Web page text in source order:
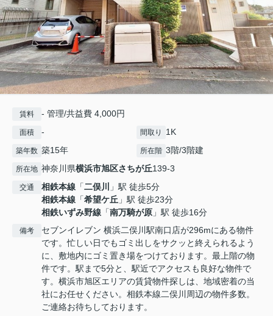
賃料 - 管理/共益費 4,000円
面積 - 間取り 1K
築年数 築15年 所在階 3階/3階建
所在地 神奈川県横浜市旭区さちが丘139-3
交通 相鉄本線 「二俣川
」駅 徒歩5分
相鉄本線 「希望ケ丘 」駅 徒歩23分
相鉄いずみ野線 「南万騎が原 」駅 徒歩16分
備考
セブンイレブン 横浜二俣川駅南口店が296mにある物件
です。忙しい日でもゴミ出しをサクッと終えられるよう
に、敷地内にゴミ置き場をつけております。最上階の物
件です。駅まで5分と、駅近でアクセスも良好な物件で
す。横浜市旭区エリアの賃貸物件探しは、地域密着の当
社にお任せください。相鉄本線二俣川周辺の物件多数。
ご連絡お待ちしております。